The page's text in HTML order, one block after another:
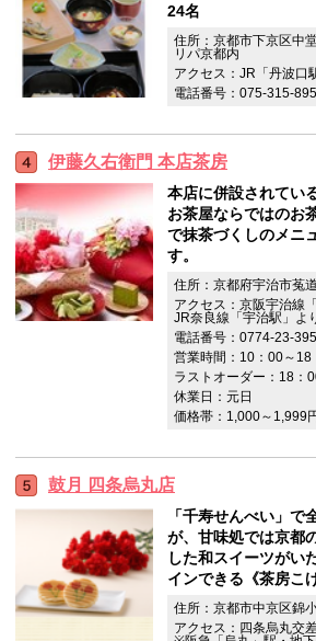
24名
住所：京都市下京区中
リパ京都内
アクセス：JR「丹波口
電話番号：075-315-
伊藤久右衛門 本店茶房
本店に併設されてい
お茶屋ならではのお
で抹茶づくしのメニ
す。
住所：京都府宇治市菟
アクセス：京阪宇治線
JR奈良線「宇治駅」よ
電話番号：0774-23-
営業時間：10：00～18
ラストオーダー：18：
休業日：元日
価格帯：1,000～1,999
鼓月 四条烏丸店
「千寿せんべい」で
が、甘味処では京都
した和スイーツがい
インできる《茶房こ
住所：京都市中京区錦
アクセス：四条烏丸交